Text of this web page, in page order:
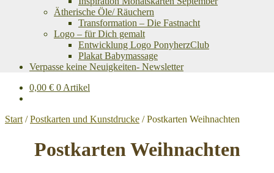
Ätherische Öle/ Räuchern
Transformation – Die Fastnacht
Logo – für Dich gemalt
Entwicklung Logo PonyherzClub
Plakat Babymassage
Verpasse keine Neuigkeiten- Newsletter
0,00 € 0 Artikel
Start /Postkarten und Kunstdrucke /Postkarten Weihnachten
Postkarten Weihnachten